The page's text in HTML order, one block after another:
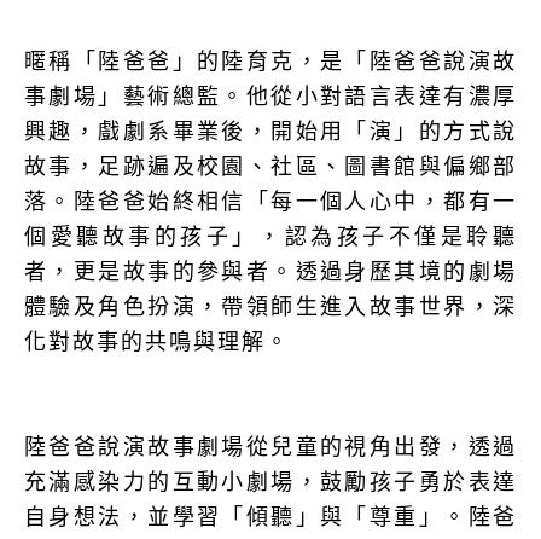
暱稱「陸爸爸」的陸育克，是「陸爸爸說演故
事劇場」藝術總監。他從小對語言表達有濃厚
興趣，戲劇系畢業後，開始用「演」的方式說
故事，足跡遍及校園、社區、圖書館與偏鄉部
落。陸爸爸始終相信「每一個人心中，都有一
個愛聽故事的孩子」，認為孩子不僅是聆聽
者，更是故事的參與者。透過身歷其境的劇場
體驗及角色扮演，帶領師生進入故事世界，深
化對故事的共鳴與理解。
陸爸爸說演故事劇場從兒童的視角出發，透過
充滿感染力的互動小劇場，鼓勵孩子勇於表達
自身想法，並學習「傾聽」與「尊重」。陸爸